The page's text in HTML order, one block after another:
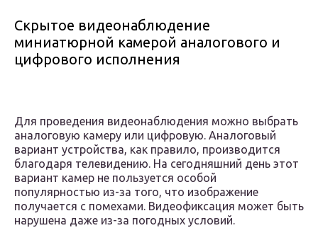
Скрытое видеонаблюдение
миниатюрной камерой аналогового и
цифрового исполнения
Для проведения видеонаблюдения можно выбрать
аналоговую камеру или цифровую. Аналоговый
вариант устройства, как правило, производится
благодаря телевидению. На сегодняшний день этот
вариант камер не пользуется особой
популярностью из-за того, что изображение
получается с помехами. Видеофиксация может быть
нарушена даже из-за погодных условий.